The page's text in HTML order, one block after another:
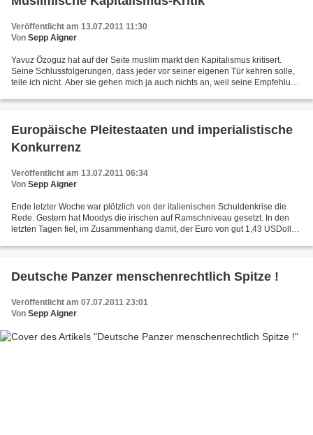
Veröffentlicht am 13.07.2011 11:30
Von Sepp Aigner
Yavuz Özoguz hat auf der Seite muslim markt den Kapitalismus kritisert.
Seine Schlussfolgerungen, dass jeder vor seiner eigenen Tür kehren solle,
teile ich nicht. Aber sie gehen mich ja auch nichts an, weil seine Empfehlung
Europäische Pleitestaaten und imperialistische
Konkurrenz
Veröffentlicht am 13.07.2011 06:34
Von Sepp Aigner
Ende letzter Woche war plötzlich von der italienischen Schuldenkrise die
Rede. Gestern hat Moodys die irischen auf Ramschniveau gesetzt. In den
letzten Tagen fiel, im Zusammenhang damit, der Euro von gut 1,43 USDollar
Deutsche Panzer menschenrechtlich Spitze !
Veröffentlicht am 07.07.2011 23:01
Von Sepp Aigner